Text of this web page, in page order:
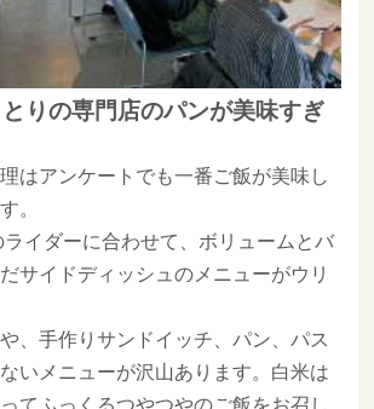
りの専門店のパンが美味すぎ
はアンケートでも一番ご飯が美味し
。
イダーに合わせて、ボリュームとバ
サイドディッシュのメニューがウリ
、手作りサンドイッチ、パン、パス
いメニューが沢山あります。白米は
てふっくるつやつやのご飯をお召し